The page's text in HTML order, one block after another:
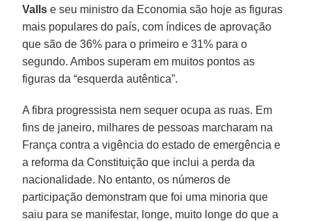
Valls e seu ministro da Economia são hoje as figuras
mais populares do país, com índices de aprovação
que são de 36% para o primeiro e 31% para o
segundo. Ambos superam em muitos pontos as
figuras da “esquerda autêntica”.
A fibra progressista nem sequer ocupa as ruas. Em
fins de janeiro, milhares de pessoas marcharam na
França contra a vigência do estado de emergência e
a reforma da Constituição que inclui a perda da
nacionalidade. No entanto, os números de
participação demonstram que foi uma minoria que
saiu para se manifestar, longe, muito longe do que a